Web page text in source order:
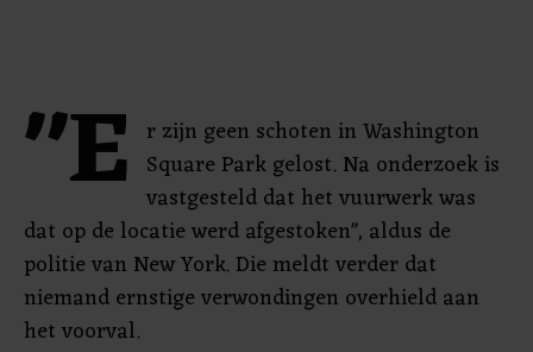
"E r zijn geen schoten in Washington
Square Park gelost. Na onderzoek is
vastgesteld dat het vuurwerk was
dat op de locatie werd afgestoken", aldus de
politie van New York. Die meldt verder dat
niemand ernstige verwondingen overhield aan
het voorval.